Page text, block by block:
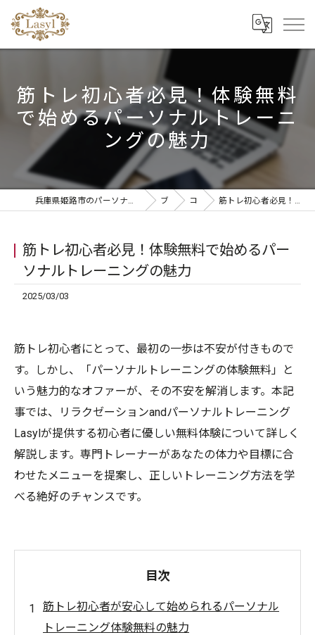
筋トレ初心者必見！体験無料
で始めるパーソナルトレーニ
ングの魅力
兵庫県姫路市のパーソナルジムならリラクゼーションandパーソナルトレーニングLasyl ブログ コラム 筋トレ初心者必見！体験無料で始めるパーソナルトレーニングの魅力
筋トレ初心者必見！体験無料で始めるパー
ソナルトレーニングの魅力
2025/03/03
筋トレ初心者にとって、最初の一歩は不安が付きもので
す。しかし、「パーソナルトレーニングの体験無料」と
いう魅力的なオファーが、その不安を解消します。本記
事では、リラクゼーションandパーソナルトレーニング
Lasylが提供する初心者に優しい無料体験について詳しく
解説します。専門トレーナーがあなたの体力や目標に合
わせたメニューを提案し、正しいトレーニング方法を学
べる絶好のチャンスです。
目次
筋トレ初心者が安心して始められるパーソナル
トレーニング体験無料の魅力